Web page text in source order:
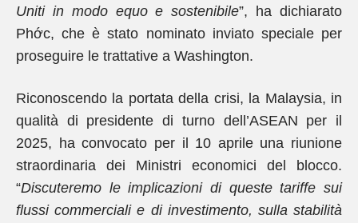
Uniti in modo equo e sostenibile”, ha dichiarato
Phớc, che è stato nominato inviato speciale per
proseguire le trattative a Washington.
Riconoscendo la portata della crisi, la Malaysia, in
qualità di presidente di turno dell’ASEAN per il
2025, ha convocato per il 10 aprile una riunione
straordinaria dei Ministri economici del blocco.
“Discuteremo le implicazioni di queste tariffe sui
flussi commerciali e di investimento, sulla stabilità